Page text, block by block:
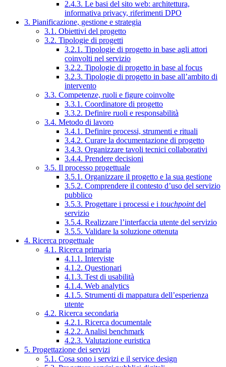
2.4.3. Le basi del sito web: architettura,
informativa privacy, riferimenti DPO
3. Pianificazione, gestione e strategia
3.1. Obiettivi del progetto
3.2. Tipologie di progetti
3.2.1. Tipologie di progetto in base agli attori
coinvolti nel servizio
3.2.2. Tipologie di progetto in base al focus
3.2.3. Tipologie di progetto in base all’ambito di
intervento
3.3. Competenze, ruoli e figure coinvolte
3.3.1. Coordinatore di progetto
3.3.2. Definire ruoli e responsabilità
3.4. Metodo di lavoro
3.4.1. Definire processi, strumenti e rituali
3.4.2. Curare la documentazione di progetto
3.4.3. Organizzare tavoli tecnici collaborativi
3.4.4. Prendere decisioni
3.5. Il processo progettuale
3.5.1. Organizzare il progetto e la sua gestione
3.5.2. Comprendere il contesto d’uso del servizio
pubblico
3.5.3. Progettare i processi e i touchpointdel
servizio
3.5.4. Realizzare l’interfaccia utente del servizio
3.5.5. Validare la soluzione ottenuta
4. Ricerca progettuale
4.1. Ricerca primaria
4.1.1. Interviste
4.1.2. Questionari
4.1.3. Test di usabilità
4.1.4. Web analytics
4.1.5. Strumenti di mappatura dell’esperienza
utente
4.2. Ricerca secondaria
4.2.1. Ricerca documentale
4.2.2. Analisi benchmark
4.2.3. Valutazione euristica
5. Progettazione dei servizi
5.1. Cosa sono i servizi e il service design